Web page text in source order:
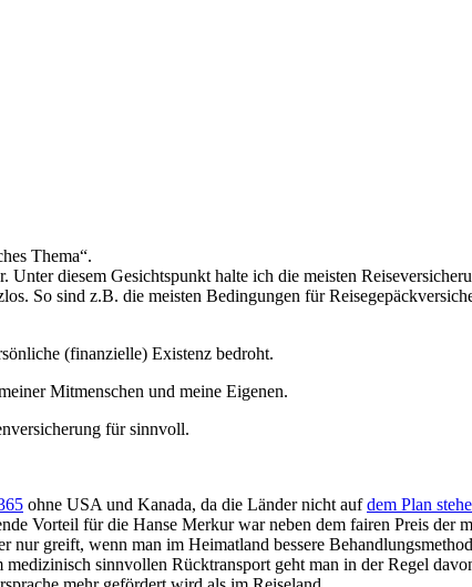
Thema“.
diesem Gesichtspunkt halte ich die meisten
So sind z.B. die meisten Bedingungen für
(finanzielle) Existenz bedroht.
Mitmenschen und meine Eigenen.
für sinnvoll.
ohne USA und Kanada, da die Länder nicht aufdem Plan
Vorteil für die Hanse Merkur war neben dem fairen Preis der
greift, wenn man im Heimatland bessere
sinnvollen Rücktransport geht man in der Regel